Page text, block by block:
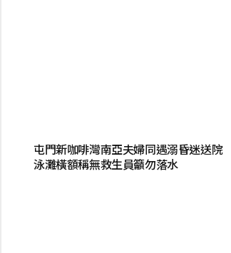
屯門新咖啡灣南亞夫婦同遇溺昏迷送院
泳灘橫額稱無救生員籲勿落水